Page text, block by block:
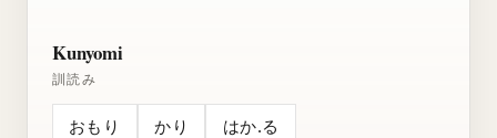
Kunyomi
訓読み
おもり かり はか.る